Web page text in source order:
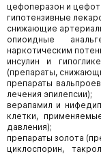
цефоперазон и
гипотензивные
снижающие
опиоидные
наркотическим
инсулин и
(препараты,
препараты
лечения эпилепсии);
верапамил и
клетки,
давления);
препараты золота
циклоспорин,